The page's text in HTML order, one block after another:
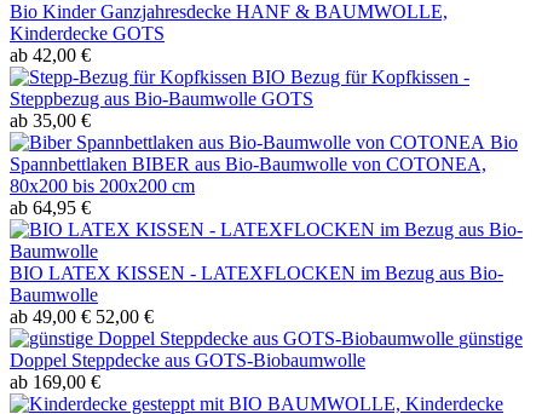
Bio Kinder Ganzjahresdecke HANF & BAUMWOLLE,
Kinderdecke GOTS
ab 42,00 €
BIO Bezug für Kopfkissen -
Steppbezug aus Bio-Baumwolle GOTS
ab 35,00 €
Bio
Spannbettlaken BIBER aus Bio-Baumwolle von COTONEA,
80x200 bis 200x200 cm
ab 64,95 €
BIO LATEX KISSEN - LATEXFLOCKEN im Bezug aus Bio-
Baumwolle
ab 49,00 € 52,00 €
günstige
Doppel Steppdecke aus GOTS-Biobaumwolle
ab 169,00 €